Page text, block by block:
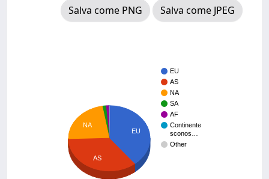
Salva come PNG
Salva come JPEG
EU
AS
NA
SA
AF
Continente
sconos…
Other
EU
NA
AS